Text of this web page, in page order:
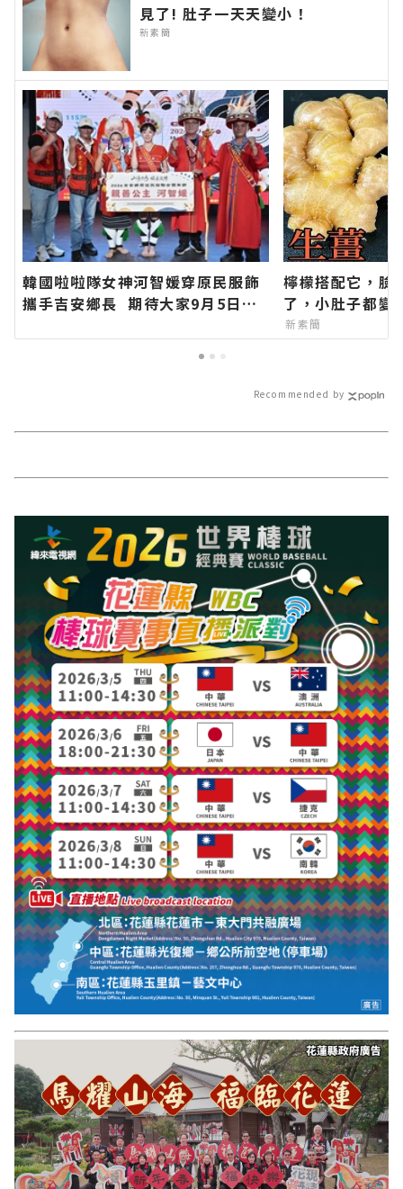
見了! 肚子一天天變小！
新素簡
韓國啦啦隊女神河智媛穿原民服飾
攜手吉安鄉長 期待大家9月5日參
族聯合豐年節∣花蓮新聞網官方網
檸檬搭配它，臉
了，小肚子都變
新素簡
Recommended by